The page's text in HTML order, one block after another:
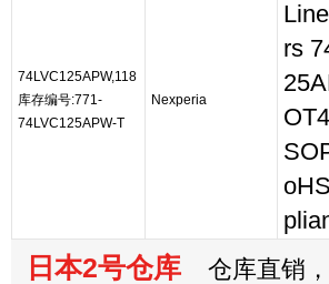
74LVC125APW,118
库存编号:771-
74LVC125APW-T
Nexperia
rs
日本2号仓库 仓库直销，